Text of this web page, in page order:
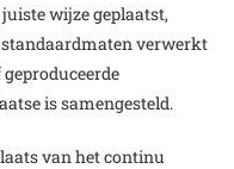
wijze geplaatst,
verwerkt
is samengesteld.
van het continu